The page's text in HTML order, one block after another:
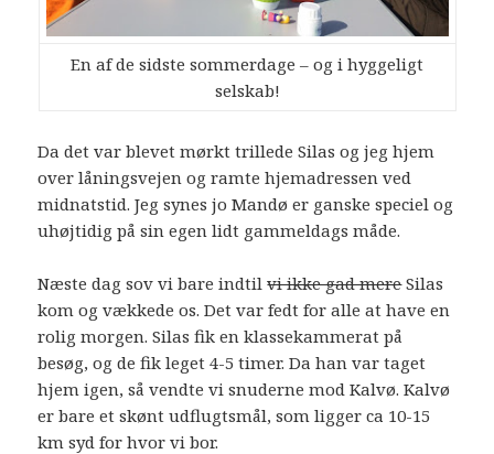
En af de sidste sommerdage – og i hyggeligt
selskab!
Da det var blevet mørkt trillede Silas og jeg hjem
over låningsvejen og ramte hjemadressen ved
midnatstid. Jeg synes jo Mandø er ganske speciel og
uhøjtidig på sin egen lidt gammeldags måde.
Næste dag sov vi bare indtilvi ikke gad mereSilas
kom og vækkede os. Det var fedt for alle at have en
rolig morgen. Silas fik en klassekammerat på
besøg, og de fik leget 4-5 timer. Da han var taget
hjem igen, så vendte vi snuderne mod Kalvø. Kalvø
er bare et skønt udflugtsmål, som ligger ca 10-15
km syd for hvor vi bor.